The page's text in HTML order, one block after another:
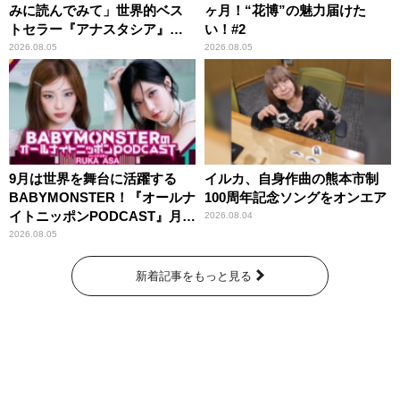
みに読んでみて」世界的ベス
トセラー『アナスタシア』を
紹介
2026.08.05
ヶ月！“花博”の魅力届けた
い！#2
2026.08.05
9月は世界を舞台に活躍する
BABYMONSTER！『オールナ
イトニッポンPODCAST』月替
わりパーソナリティ
2026.08.05
イルカ、自身作曲の熊本市制
100周年記念ソングをオンエア
2026.08.04
新着記事をもっと見る